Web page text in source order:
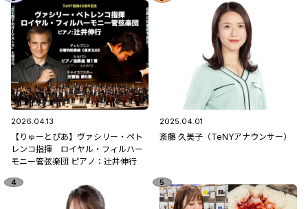
2026.04.13
【りゅーとぴあ】ヴァシリー・ペト
レンコ指揮 ロイヤル・フィルハー
モニー管弦楽団 ピアノ：辻󠄀井伸行
2025.04.01
斎藤 久美子（TeNYアナウンサー）